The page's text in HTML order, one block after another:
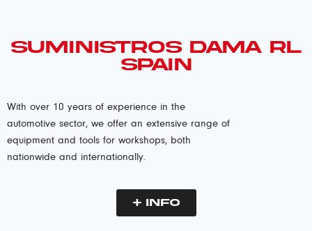
SUMINISTROS DAMA RL
SPAIN
With over 10 years of experience in the
automotive sector, we offer an extensive range of
equipment and tools for workshops, both
nationwide and internationally.
+ INFO